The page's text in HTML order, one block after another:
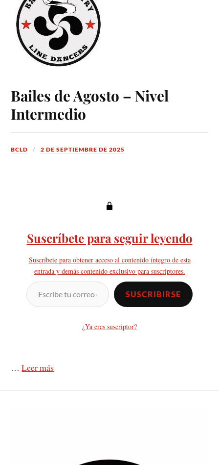
Bailes de Agosto – Nivel
Intermedio
BCLD 2 DE SEPTIEMBRE DE 2025
Suscríbete para seguir leyendo
Suscríbete para obtener acceso al contenido íntegro de esta
entrada y demás contenido exclusivo para suscriptores.
SUSCRIBIRSE
¿Ya eres suscriptor?
…Leer más